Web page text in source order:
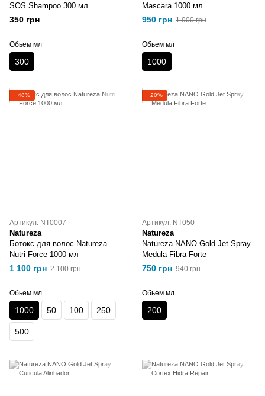
SOS Shampoo 300 мл
350 грн
Обьем мл
300
Mascara 1000 мл
950 грн 1 900 грн
Обьем мл
1000
−48%
Артикул: NT0007
Natureza
Ботoкс для волос Natureza
Nutri Force 1000 мл
1 100 грн 2 100 грн
Обьем мл
1000 50 100 250
500
−20%
Артикул: NT050
Natureza
Natureza NANO Gold Jet Spray
Medula Fibra Forte
750 грн 940 грн
Обьем мл
200